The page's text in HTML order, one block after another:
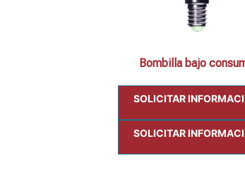
Bombilla bajo
SOLICITAR
SOLICITAR